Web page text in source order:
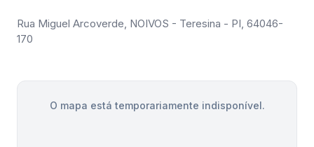
Rua Miguel Arcoverde, NOIVOS - Teresina - PI, 64046-
170
O mapa está temporariamente indisponível.